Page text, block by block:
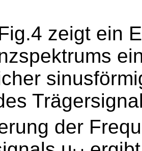
zeigt ein
der